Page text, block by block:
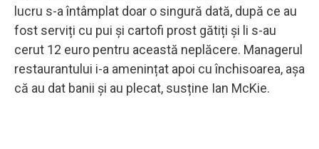
lucru s-a întâmplat doar o singură dată, după ce au
fost serviți cu pui și cartofi prost gătiți și li s-au
cerut 12 euro pentru această neplăcere. Managerul
restaurantului i-a amenințat apoi cu închisoarea, așa
că au dat banii și au plecat, susține Ian McKie.